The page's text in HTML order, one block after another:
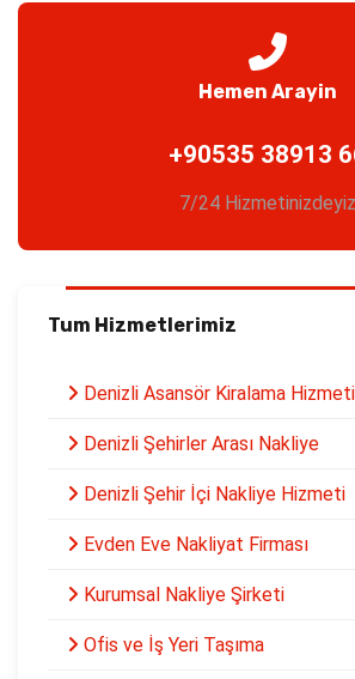
Hemen Arayin
+90535 38913
7/24 Hizmetinizdeyiz
Tum Hizmetlerimiz
Denizli Asansör Kiralama Hizmeti
Denizli Şehirler Arası Nakliye
Denizli Şehir İçi Nakliye Hizmeti
Evden Eve Nakliyat Firması
Kurumsal Nakliye Şirketi
Ofis ve İş Yeri Taşıma